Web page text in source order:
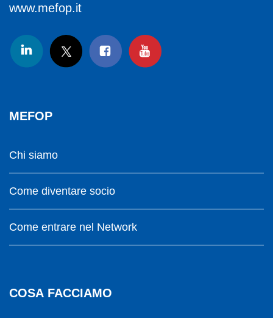
www.mefop.it
MEFOP
Chi siamo
Come diventare socio
Come entrare nel Network
COSA FACCIAMO